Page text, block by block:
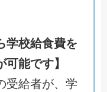
学校給食費を
能です】
受給者が、学